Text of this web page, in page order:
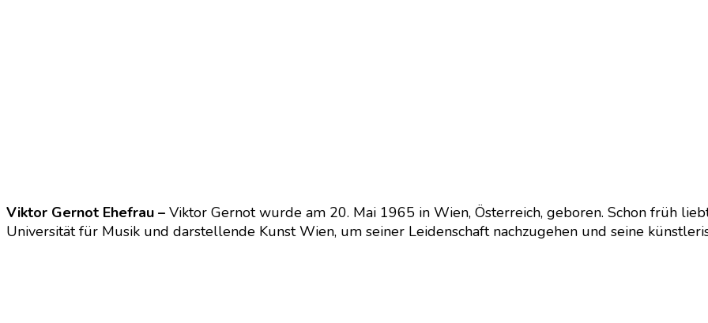
Viktor Gernot Ehefrau – Viktor Gernot wurde am 20. Mai 1965 in Wien, Österreich, geboren. Schon früh
Universität für Musik und darstellende Kunst Wien, um seiner Leidenschaft nachzugehen und seine